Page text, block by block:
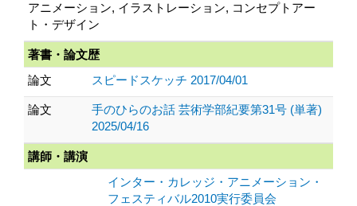
アニメーション, イラストレーション, コンセプトアー
ト・デザイン
著書・論文歴
論文
スピードスケッチ 2017/04/01
論文
手のひらのお話 芸術学部紀要第31号 (単著)
2025/04/16
講師・講演
インター・カレッジ・アニメーション・
フェスティバル2010実行委員会